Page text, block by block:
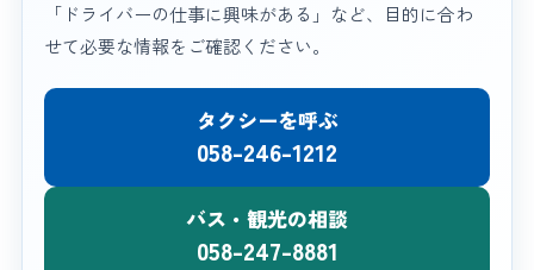
「ドライバーの仕事に興味がある」など、目的に合わ
せて必要な情報をご確認ください。
タクシーを呼ぶ
058-246-1212
バス・観光の相談
058-247-8881